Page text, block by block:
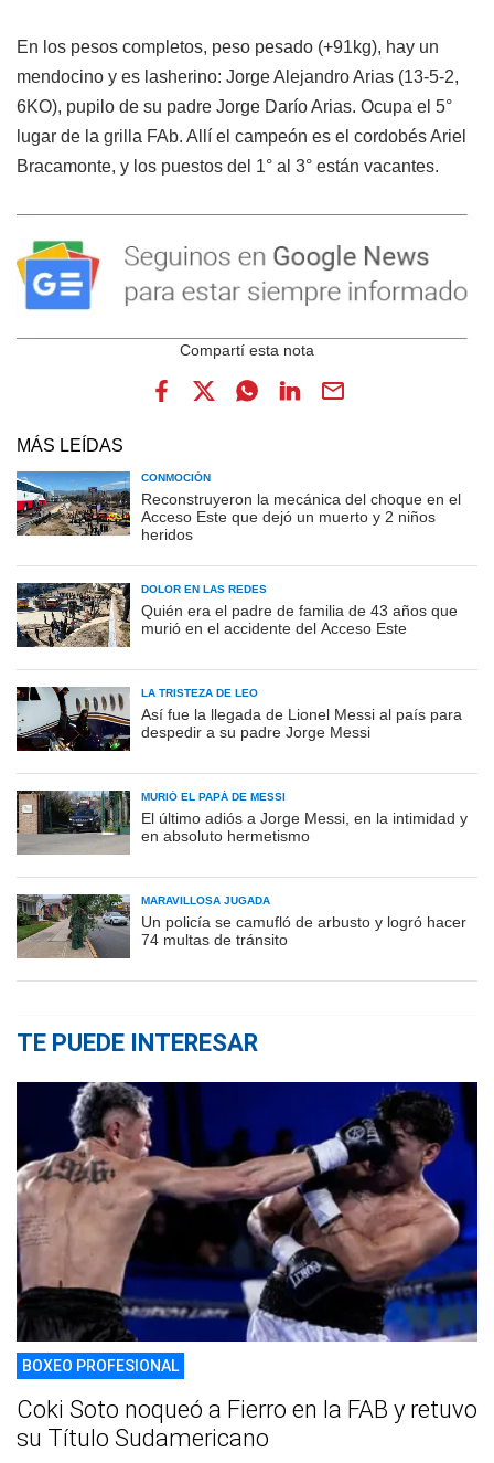
En los pesos completos, peso pesado (+91kg), hay un
mendocino y es lasherino: Jorge Alejandro Arias (13-5-2,
6KO), pupilo de su padre Jorge Darío Arias. Ocupa el 5°
lugar de la grilla FAb. Allí el campeón es el cordobés Ariel
Bracamonte, y los puestos del 1° al 3° están vacantes.
MÁS LEÍDAS
CONMOCIÓN
Reconstruyeron la mecánica del choque en el
Acceso Este que dejó un muerto y 2 niños
heridos
DOLOR EN LAS REDES
Quién era el padre de familia de 43 años que
murió en el accidente del Acceso Este
LA TRISTEZA DE LEO
Así fue la llegada de Lionel Messi al país para
despedir a su padre Jorge Messi
MURIÓ EL PAPÁ DE MESSI
El último adiós a Jorge Messi, en la intimidad y
en absoluto hermetismo
MARAVILLOSA JUGADA
Un policía se camufló de arbusto y logró hacer
74 multas de tránsito
TE PUEDE INTERESAR
BOXEO PROFESIONAL
Coki Soto noqueó a Fierro en la FAB y retuvo
su Título Sudamericano